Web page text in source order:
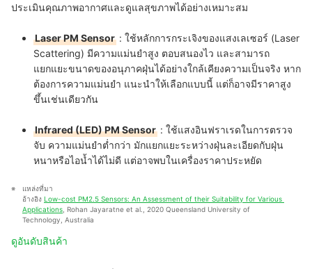
ประเมินคุณภาพอากาศและดูแลสุขภาพได้อย่างเหมาะสม
Laser PM Sensor : ใช้หลักการกระเจิงของแสงเลเซอร์ (Laser
Scattering) มีความแม่นยำสูง ตอบสนองไว และสามารถ
แยกแยะขนาดของอนุภาคฝุ่นได้อย่างใกล้เคียงความเป็นจริง หาก
ต้องการความแม่นยำ แนะนำให้เลือกแบบนี้ แต่ก็อาจมีราคาสูง
ขึ้นเช่นเดียวกัน
Infrared (LED) PM Sensor : ใช้แสงอินฟราเรดในการตรวจ
จับ ความแม่นยำต่ำกว่า มักแยกแยะระหว่างฝุ่นละเอียดกับฝุ่น
หนาหรือไอน้ำได้ไม่ดี แต่อาจพบในเครื่องราคาประหยัด
แหล่งที่มา
อ้างอิง Low-cost PM2.5 Sensors: An Assessment of their Suitability for Various
Applications , Rohan Jayaratne et al., 2020 Queensland University of
Technology, Australia
ดูอันดับสินค้า